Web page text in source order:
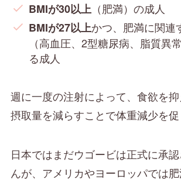
BMIが30以上 （肥満）の成人
BMIが27以上かつ、肥満に関連
（高血圧、2型糖尿病、脂質異
る成人
週に一度の注射によって、食欲を
摂取量を減らすことで体重減少を促
日本ではまだウゴービは正式に承
んが、アメリカやヨーロッパでは